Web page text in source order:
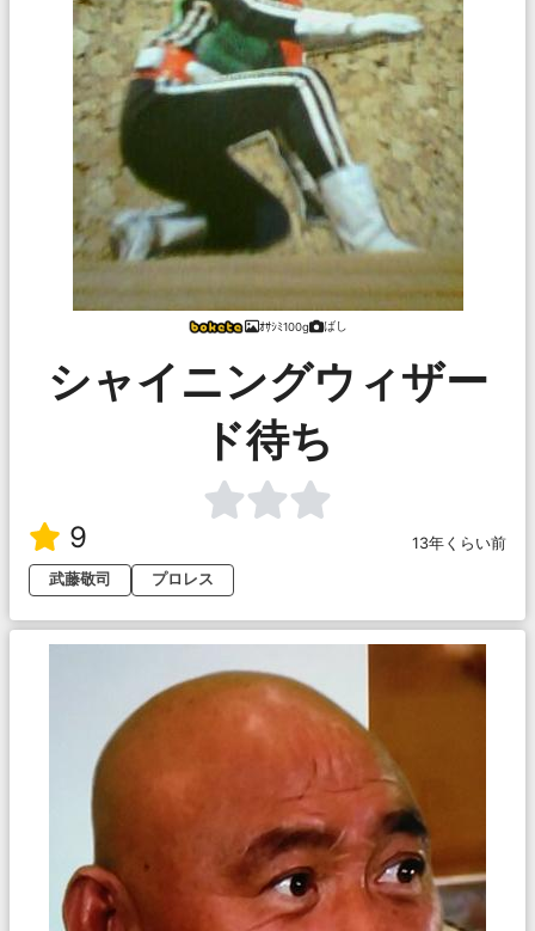
ｵｻｼﾐ100g ばし
シャイニングウィザー
ド待ち
9
13年くらい前
武藤敬司
プロレス